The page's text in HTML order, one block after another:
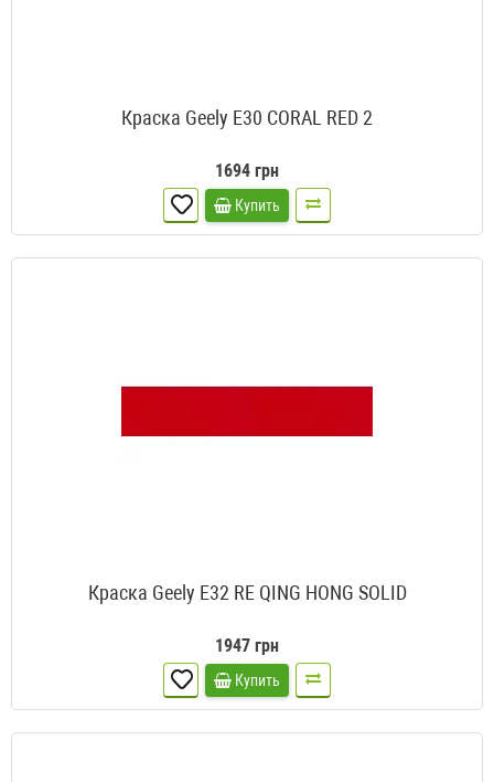
Краска Geely E30 CORAL RED 2
1694 грн
Купить
Краска Geely E32 RE QING HONG SOLID
1947 грн
Купить